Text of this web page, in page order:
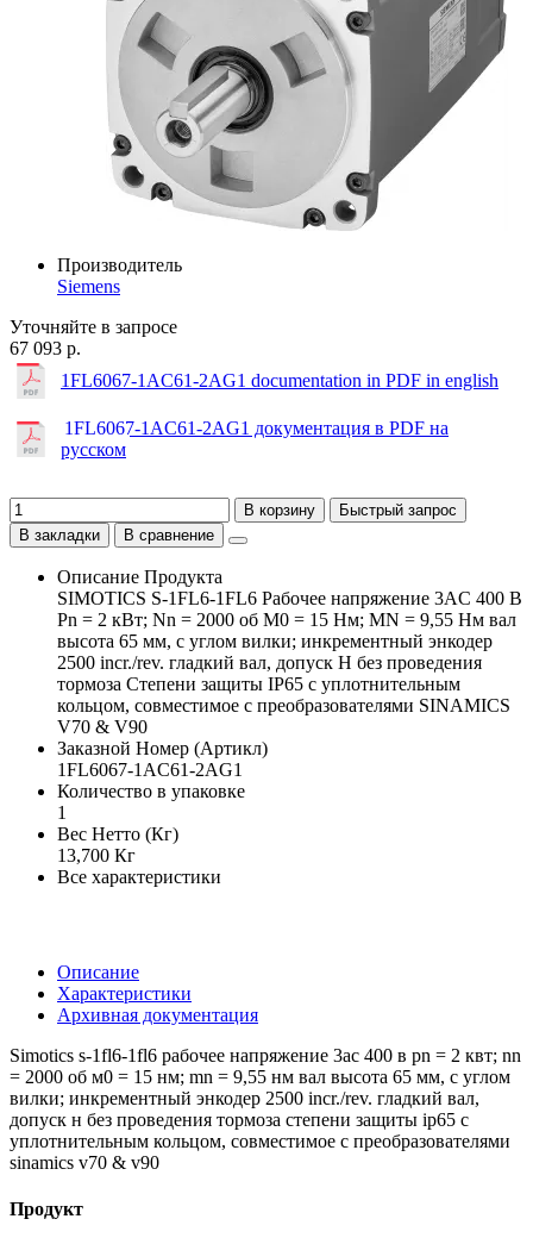
Производитель
Siemens
Уточняйте в запросе
67 093 р.
1FL6067-1AC61-2AG1 documentation in PDF in english
1FL6067-1AC61-2AG1 документация в PDF на
русском
В корзину
Быстрый запрос
В закладки
В сравнение
Описание Продукта
SIMOTICS S-1FL6-1FL6 Рабочее напряжение 3AC 400 В
Pn = 2 кВт; Nn = 2000 об М0 = 15 Нм; MN = 9,55 Нм вал
высота 65 мм, с углом вилки; инкрементный энкодер
2500 incr./rev. гладкий вал, допуск Н без проведения
тормоза Степени защиты IP65 с уплотнительным
кольцом, совместимое с преобразователями SINAMICS
V70 & V90
Заказной Номер (Артикл)
1FL6067-1AC61-2AG1
Количество в упаковке
1
Вес Нетто (Кг)
13,700 Кг
Все характеристики
Описание
Характеристики
Архивная документация
Simotics s-1fl6-1fl6 рабочее напряжение 3ac 400 в pn = 2 квт; nn
= 2000 об м0 = 15 нм; mn = 9,55 нм вал высота 65 мм, с углом
вилки; инкрементный энкодер 2500 incr./rev. гладкий вал,
допуск н без проведения тормоза степени защиты ip65 с
уплотнительным кольцом, совместимое с преобразователями
sinamics v70 & v90
Продукт